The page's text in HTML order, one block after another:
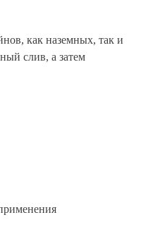
как наземных, так и
слив, а затем